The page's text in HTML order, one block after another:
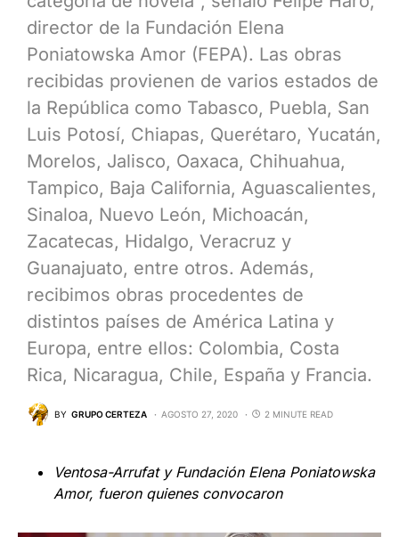
director de la Fundación Elena
Poniatowska Amor (FEPA). Las obras
recibidas provienen de varios estados de
la República como Tabasco, Puebla, San
Luis Potosí, Chiapas, Querétaro, Yucatán,
Morelos, Jalisco, Oaxaca, Chihuahua,
Tampico, Baja California, Aguascalientes,
Sinaloa, Nuevo León, Michoacán,
Zacatecas, Hidalgo, Veracruz y
Guanajuato, entre otros. Además,
recibimos obras procedentes de
distintos países de América Latina y
Europa, entre ellos: Colombia, Costa
Rica, Nicaragua, Chile, España y Francia.
BY GRUPO CERTEZA AGOSTO 27, 2020 2 MINUTE READ
Ventosa-Arrufat y Fundación Elena Poniatowska
Amor, fueron quienes convocaron